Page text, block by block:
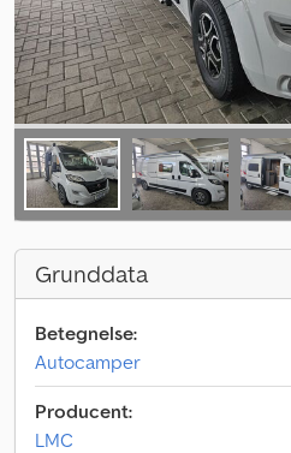
Grunddata
Betegnelse:
Autocamper
Producent:
LMC